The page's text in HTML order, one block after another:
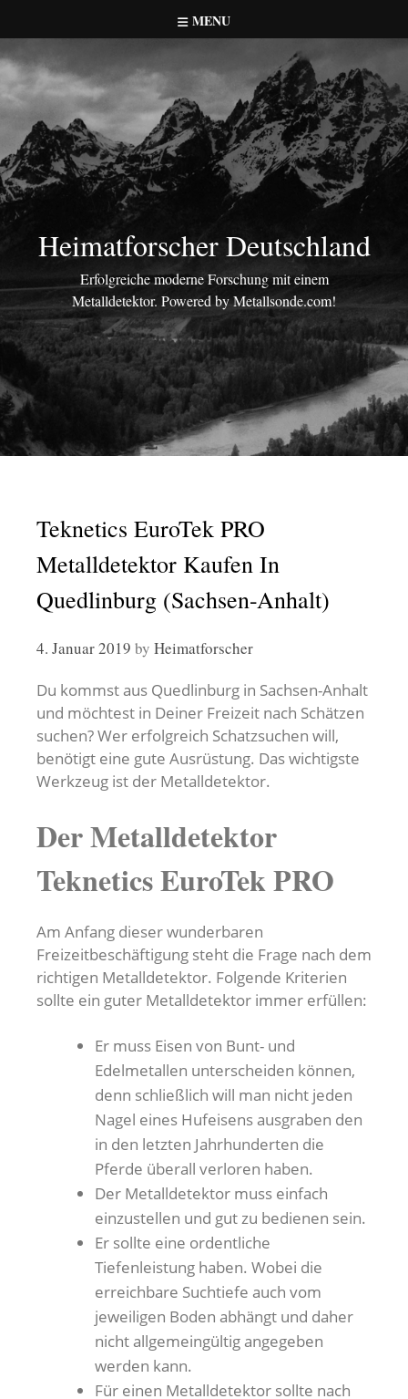
to
content
MENU
Heimatforscher Deutschland
Erfolgreiche moderne Forschung mit einem
Metalldetektor. Powered by Metallsonde.com!
Teknetics EuroTek PRO
Metalldetektor Kaufen In
Quedlinburg (Sachsen-Anhalt)
4. Januar 2019 by Heimatforscher
Du kommst aus Quedlinburg in Sachsen-Anhalt
und möchtest in Deiner Freizeit nach Schätzen
suchen? Wer erfolgreich Schatzsuchen will,
benötigt eine gute Ausrüstung. Das wichtigste
Werkzeug ist der Metalldetektor.
Der Metalldetektor
Teknetics EuroTek PRO
Am Anfang dieser wunderbaren
Freizeitbeschäftigung steht die Frage nach dem
richtigen Metalldetektor. Folgende Kriterien
sollte ein guter Metalldetektor immer erfüllen:
Er muss Eisen von Bunt- und
Edelmetallen unterscheiden können,
denn schließlich will man nicht jeden
Nagel eines Hufeisens ausgraben den
in den letzten Jahrhunderten die
Pferde überall verloren haben.
Der Metalldetektor muss einfach
einzustellen und gut zu bedienen sein.
Er sollte eine ordentliche
Tiefenleistung haben. Wobei die
erreichbare Suchtiefe auch vom
jeweiligen Boden abhängt und daher
nicht allgemeingültig angegeben
werden kann.
Für einen Metalldetektor sollte nach